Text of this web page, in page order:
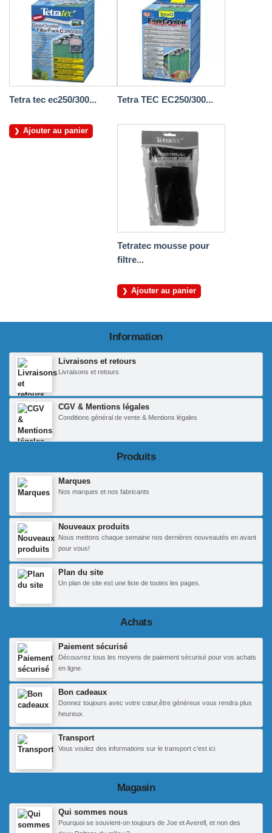
Tetra tec ec250/300...
Ajouter au panier
Tetra TEC EC250/300...
Tetratec mousse pour
filtre...
Ajouter au panier
Information
Livraisons et retours
Livraisons et retours
CGV & Mentions légales
Conditions général de vente & Mentions légales
Produits
Marques
Nos marques et nos fabricants
Nouveaux produits
Nous mettons chaque semaine nos dernières nouveautés en avant
pour vous!
Plan du site
Un plan de site est une liste de toutes les pages.
Achats
Paiement sécurisé
Découvrez tous les moyens de paiement sécurisé pour vos achats
en ligne.
Bon cadeaux
Donnez toujours avec votre cœur,être généreux vous rendra plus
heureux.
Transport
Vous voulez des informations sur le transport c'est ici.
Magasin
Qui sommes nous
Pourquoi se souvient-on toujours de Joe et Averell, et non des